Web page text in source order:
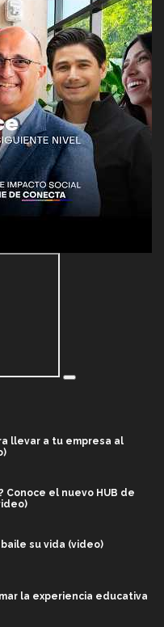
llevar a tu empresa al
Conoce el nuevo HUB de
su vida (video)
la experiencia educativa